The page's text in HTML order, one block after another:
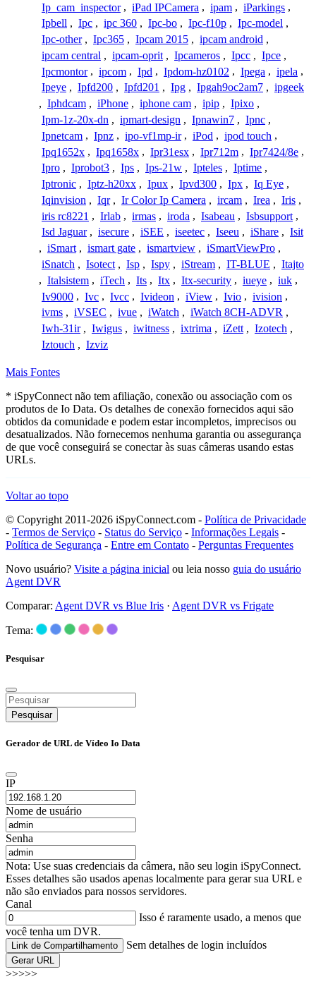
Ip_cam_inspector , iPad IPCamera , ipam , iParkings ,
Ipbell , Ipc , ipc 360 , Ipc-bo , Ipc-f10p , Ipc-model ,
Ipc-other , Ipc365 , Ipcam 2015 , ipcam android ,
ipcam central , ipcam-oprit , Ipcameros , Ipcc , Ipce ,
Ipcmontor , ipcom , Ipd , Ipdom-hz0102 , Ipega , ipela ,
Ipeye , Ipfd200 , Ipfd201 , Ipg , Ipgah9oc2am7 , ipgeek
, Iphdcam , iPhone , iphone cam , ipip , Ipixo ,
Ipm-1z-20x-dn , ipmart-design , Ipnawin7 , Ipnc ,
Ipnetcam , Ipnz , ipo-vf1mp-ir , iPod , ipod touch ,
Ipq1652x , Ipq1658x , Ipr31esx , Ipr712m , Ipr7424/8e ,
Ipro , Iprobot3 , Ips , Ips-21w , Ipteles , Iptime ,
Iptronic , Iptz-h20xx , Ipux , Ipvd300 , Ipx , Iq Eye ,
Iqinvision , Iqr , Ir Color Ip Camera , ircam , Irea , Iris ,
iris rc8221 , Irlab , irmas , iroda , Isabeau , Isbsupport ,
Isd Jaguar , isecure , iSEE , iseetec , Iseeu , iShare , Isit
, iSmart , ismart gate , ismartview , iSmartViewPro ,
iSnatch , Isotect , Isp , Ispy , iStream , IT-BLUE , Itajto
, Italsistem , iTech , Its , Itx , Itx-security , iueye , iuk ,
Iv9000 , Ivc , Ivcc , Ivideon , iView , Ivio , ivision ,
ivms , iVSEC , ivue , iWatch , iWatch 8CH-ADVR ,
Iwh-31ir , Iwigus , iwitness , ixtrima , iZett , Izotech ,
Iztouch , Izviz
Mais Fontes
* iSpyConnect não tem afiliação, conexão ou associação com os
produtos de Io Data. Os detalhes de conexão fornecidos aqui são
obtidos da comunidade e podem estar incompletos, imprecisos ou
desatualizados. Não fornecemos nenhuma garantia ou assegurança
de que você conseguirá se conectar às suas câmeras usando estas
URLs.
Voltar ao topo
© Copyright 2011-2026 iSpyConnect.com - Política de Privacidade
- Termos de Serviço - Status do Serviço - Informações Legais -
Política de Segurança - Entre em Contato - Perguntas Frequentes
Novo usuário? Visite a página inicial ou leia nosso guia do usuário
Agent DVR
Comparar: Agent DVR vs Blue Iris · Agent DVR vs Frigate
Tema:
Pesquisar
Pesquisar
Gerador de URL de Vídeo Io Data
IP
Nome de usuário
Senha
Nota: Use suas credenciais da câmera, não seu login iSpyConnect.
Esses detalhes são usados apenas localmente para gerar sua URL e
não são enviados para nossos servidores.
Canal
Isso é raramente usado, a menos que
você tenha um DVR.
Link de Compartilhamento Sem detalhes de login incluídos
Gerar URL
>>>>>